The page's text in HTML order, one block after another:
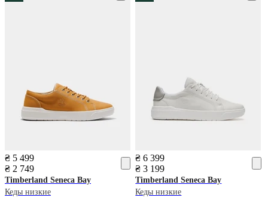
₴ 5 499
₴ 2 749
Timberland Seneca Bay
Кеды низкие
₴ 6 399
₴ 3 199
Timberland Seneca Bay
Кеды низкие